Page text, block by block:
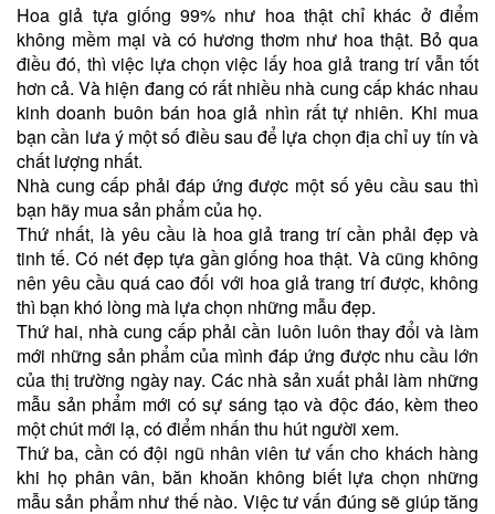
Hoa giả tựa giống 99% như hoa thật chỉ khác ở điểm
không mềm mại và có hương thơm như hoa thật. Bỏ qua
điều đó, thì việc lựa chọn việc lấy hoa giả trang trí vẫn tốt
hơn cả. Và hiện đang có rất nhiều nhà cung cấp khác nhau
kinh doanh buôn bán hoa giả nhìn rất tự nhiên. Khi mua
bạn cần lưa ý một số điều sau để lựa chọn địa chỉ uy tín và
chất lượng nhất.
Nhà cung cấp phải đáp ứng được một số yêu cầu sau thì
bạn hãy mua sản phẩm của họ.
Thứ nhất, là yêu cầu là hoa giả trang trí cần phải đẹp và
tinh tế. Có nét đẹp tựa gần giống hoa thật. Và cũng không
nên yêu cầu quá cao đối với hoa giả trang trí được, không
thì bạn khó lòng mà lựa chọn những mẫu đẹp.
Thứ hai, nhà cung cấp phải cần luôn luôn thay đổi và làm
mới những sản phẩm của mình đáp ứng được nhu cầu lớn
của thị trường ngày nay. Các nhà sản xuất phải làm những
mẫu sản phẩm mới có sự sáng tạo và độc đáo, kèm theo
một chút mới lạ, có điểm nhấn thu hút người xem.
Thứ ba, cần có đội ngũ nhân viên tư vấn cho khách hàng
khi họ phân vân, băn khoăn không biết lựa chọn những
mẫu sản phẩm như thế nào. Việc tư vấn đúng sẽ giúp tăng